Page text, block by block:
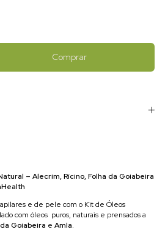
– Alecrim, Rícino, Folha da Goiabeira
e de pele com o Kit de Óleos
com óleos puros, naturais e prensados a
Goiabeira e Amla.